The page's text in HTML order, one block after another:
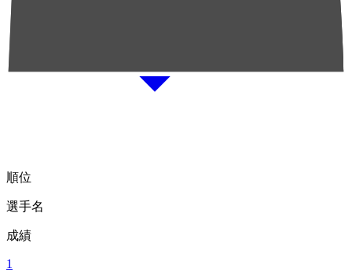
順位
選手名
成績
1